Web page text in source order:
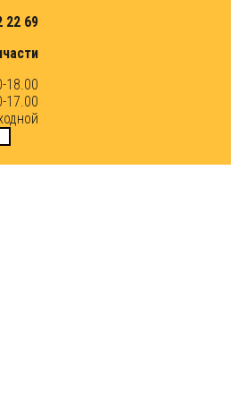
22 69
18.00
17.00